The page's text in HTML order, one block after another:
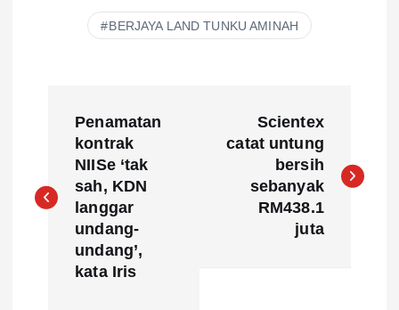
BERJAYA LAND TUNKU AMINAH
s
Penamatan
kontrak
NIISe ‘tak
sah, KDN
langgar
undang-
undang’,
kata Iris
Scientex
catat untung
bersih
sebanyak
RM438.1
juta